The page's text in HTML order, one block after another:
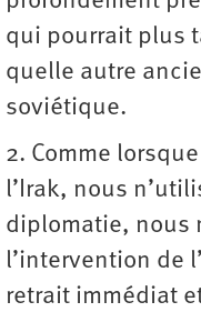
qui pourrait plus
quelle autre
soviétique.
2. Comme
l’Irak, nous
diplomatie, nous
l’intervention de
retrait immédiat